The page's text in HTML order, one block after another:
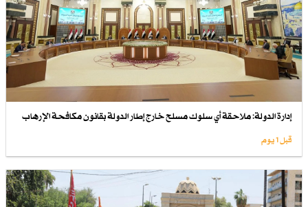
إدارة الدولة: ملاحقة أي سلوك مسلح خارج إطار الدولة بقانون مكافحة الإرهاب
قبل 1 یوم